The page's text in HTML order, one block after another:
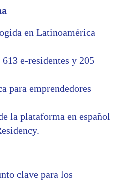
en Latinoamérica
e-residentes y 205
para emprendedores
la plataforma en español
clave para los